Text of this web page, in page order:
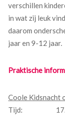
verschillen
in wat zij leuk
daarom
jaar en 9-12 jaar.
Praktische
Coole Kidsnacht
Tijd: 17.00